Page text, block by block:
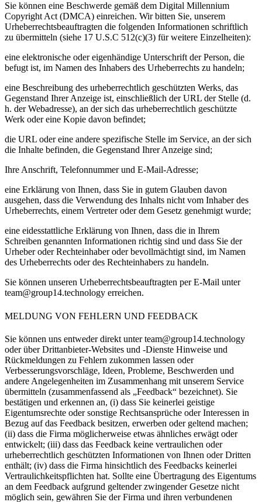
Sie können eine Beschwerde gemäß dem Digital Millennium
Copyright Act (DMCA) einreichen. Wir bitten Sie, unserem
Urheberrechtsbeauftragten die folgenden Informationen schriftlich
zu übermitteln (siehe 17 U.S.C 512(c)(3) für weitere Einzelheiten):
eine elektronische oder eigenhändige Unterschrift der Person, die
befugt ist, im Namen des Inhabers des Urheberrechts zu handeln;
eine Beschreibung des urheberrechtlich geschützten Werks, das
Gegenstand Ihrer Anzeige ist, einschließlich der URL der Stelle (d.
h. der Webadresse), an der sich das urheberrechtlich geschützte
Werk oder eine Kopie davon befindet;
die URL oder eine andere spezifische Stelle im Service, an der sich
die Inhalte befinden, die Gegenstand Ihrer Anzeige sind;
Ihre Anschrift, Telefonnummer und E-Mail-Adresse;
eine Erklärung von Ihnen, dass Sie in gutem Glauben davon
ausgehen, dass die Verwendung des Inhalts nicht vom Inhaber des
Urheberrechts, einem Vertreter oder dem Gesetz genehmigt wurde;
eine eidesstattliche Erklärung von Ihnen, dass die in Ihrem
Schreiben genannten Informationen richtig sind und dass Sie der
Urheber oder Rechteinhaber oder bevollmächtigt sind, im Namen
des Urheberrechts oder des Rechteinhabers zu handeln.
Sie können unseren Urheberrechtsbeauftragten per E-Mail unter
team@group14.technology erreichen.
MELDUNG VON FEHLERN UND FEEDBACK
Sie können uns entweder direkt unterteam@group14.technology
oder über Drittanbieter-Websites und -Dienste Hinweise und
Rückmeldungen zu Fehlern zukommen lassen oder
Verbesserungsvorschläge, Ideen, Probleme, Beschwerden und
andere Angelegenheiten im Zusammenhang mit unserem Service
übermitteln (zusammenfassend als „Feedback“ bezeichnet). Sie
bestätigen und erkennen an, (i) dass Sie keinerlei geistige
Eigentumsrechte oder sonstige Rechtsansprüche oder Interessen in
Bezug auf das Feedback besitzen, erwerben oder geltend machen;
(ii) dass die Firma möglicherweise etwas ähnliches erwägt oder
entwickelt; (iii) dass das Feedback keine vertraulichen oder
urheberrechtlich geschützten Informationen von Ihnen oder Dritten
enthält; (iv) dass die Firma hinsichtlich des Feedbacks keinerlei
Vertraulichkeitspflichten hat. Sollte eine Übertragung des Eigentums
an dem Feedback aufgrund geltender zwingender Gesetze nicht
möglich sein, gewähren Sie der Firma und ihren verbundenen